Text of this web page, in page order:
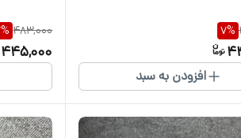
7%
افزودن به سبد
483,000
%
445,000